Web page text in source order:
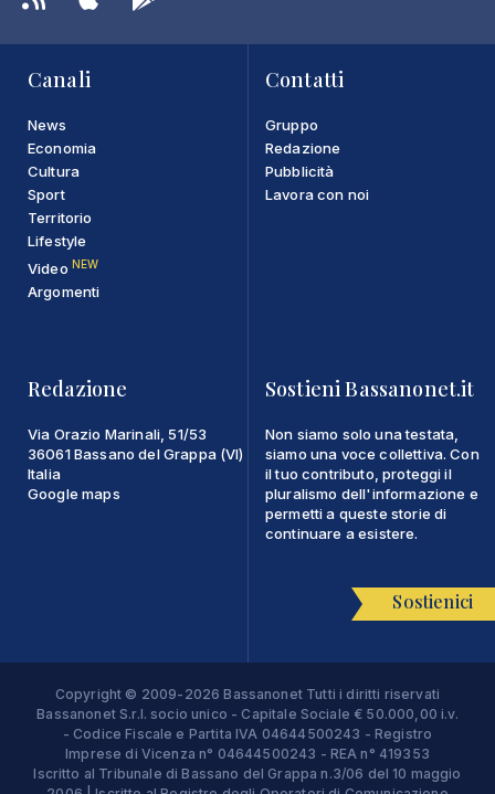
Canali
News
Economia
Cultura
Sport
Territorio
Lifestyle
Video NEW
Argomenti
Contatti
Gruppo
Redazione
Pubblicità
Lavora con noi
Redazione
Via Orazio Marinali, 51/53
36061 Bassano del Grappa (VI)
Italia
Google maps
Sostieni Bassanonet.it
Non siamo solo una testata,
siamo una voce collettiva. Con
il tuo contributo, proteggi il
pluralismo dell'informazione e
permetti a queste storie di
continuare a esistere.
Sostienici
Copyright © 2009-2026 Bassanonet Tutti i diritti riservati
Bassanonet S.r.l. socio unico - Capitale Sociale € 50.000,00 i.v.
- Codice Fiscale e Partita IVA 04644500243 - Registro
Imprese di Vicenza n° 04644500243 - REA n° 419353
Iscritto al Tribunale di Bassano del Grappa n.3/06 del 10 maggio